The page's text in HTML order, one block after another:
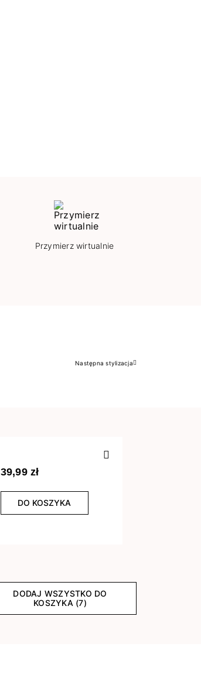
Przymierz wirtualnie
Następny
Następna stylizacja
39,99 zł
DO KOSZYKA
DODAJ WSZYSTKO DO
KOSZYKA (7)